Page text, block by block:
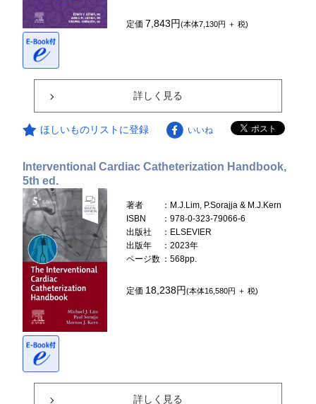
定価 7,843円(本体7,130円 ＋ 税)
詳しく見る
ほしいものリストに登録 いいね
Interventional Cardiac Catheterization Handbook,
5th ed.
著者
：M.J.Lim, P.Sorajja & M.J.Kern
ISBN
：978-0-323-79066-6
出版社
：ELSEVIER
出版年
：2023年
ページ数 ：568pp.
定価 18,238円(本体16,580円 ＋ 税)
詳しく見る